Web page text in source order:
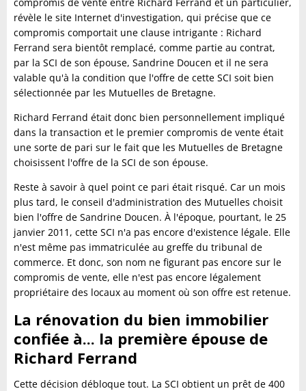
révèle le site Internet d'investigation, qui précise que ce
compromis comportait une clause intrigante : Richard
Ferrand sera bientôt remplacé, comme partie au contrat,
par la SCI de son épouse, Sandrine Doucen et il ne sera
valable qu'à la condition que l'offre de cette SCI soit bien
sélectionnée par les Mutuelles de Bretagne.
Richard Ferrand était donc bien personnellement impliqué
dans la transaction et le premier compromis de vente était
une sorte de pari sur le fait que les Mutuelles de Bretagne
choisissent l'offre de la SCI de son épouse.
Reste à savoir à quel point ce pari était risqué. Car un mois
plus tard, le conseil d'administration des Mutuelles choisit
bien l'offre de Sandrine Doucen. À l'époque, pourtant, le 25
janvier 2011, cette SCI n'a pas encore d'existence légale. Elle
n'est même pas immatriculée au greffe du tribunal de
commerce. Et donc, son nom ne figurant pas encore sur le
compromis de vente, elle n'est pas encore légalement
propriétaire des locaux au moment où son offre est retenue.
La rénovation du bien immobilier
confiée à... la première épouse de
Richard Ferrand
Cette décision débloque tout. La SCI obtient un prêt de 400